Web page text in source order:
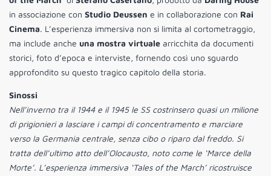
in associazione con Studio Deussen e in collaborazione con Rai
Cinema. L’esperienza immersiva non si limita al cortometraggio,
ma include anche una mostra virtuale arricchita da documenti
storici, foto d’epoca e interviste, fornendo così uno sguardo
approfondito su questo tragico capitolo della storia.
Sinossi
Nell’inverno tra il 1944 e il 1945 le SS costrinsero quasi un milione
di prigionieri a lasciare i campi di concentramento e marciare
verso la Germania centrale, senza cibo o riparo dal freddo. Si
tratta dell’ultimo atto dell’Olocausto, noto come le ‘Marce della
Morte’. L’esperienza immersiva ‘Tales of the March’ ricostruisce